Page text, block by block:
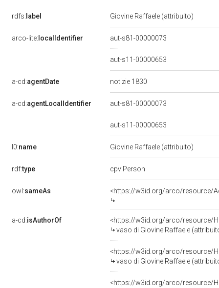
rdfs: label Giovine Raffaele (attribuito)
arco-lite: localIdentifier aut-s81-00000073
aut-s11-00000653
a-cd:agentDate notizie 1830
a-cd:agentLocalIdentifier aut-s81-00000073
aut-s11-00000653
l0:name Giovine Raffaele (attribuito)
rdf:type cpv:Person
owl:sameAs <https://w3id.org/arco/resource/
a-cd:isAuthorOf
<https://w3id.org/arco/resource/
vaso di Giovine Raffaele
<https://w3id.org/arco/resource/
vaso di Giovine Raffaele
<https://w3id.org/arco/resource/